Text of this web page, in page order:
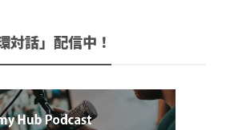
対話」配信中！